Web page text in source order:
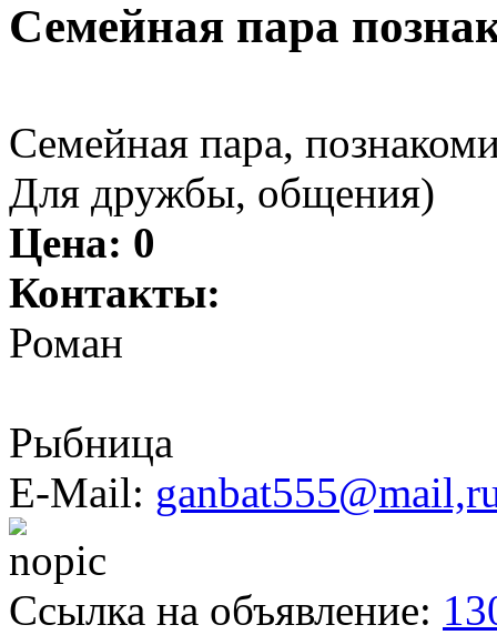
Семейная пара
Семейная пара,
Для дружбы, общения)
Цена: 0
Контакты:
Роман
Рыбница
E-Mail:
Ссылка на объявление: